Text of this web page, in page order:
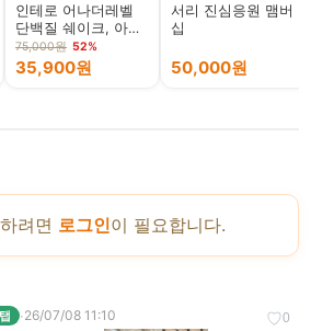
인테로 어나더레벨
단백질 쉐이크, 아몬
드봉봉 630g 1개 +
콘시리얼 630g 1개,
1세트
75,000원 52%
35,900원
서리 진심응원 맴버
십
50,000원
려면 로그인이 필요합니다.
♡0
·26/07/08 11:10